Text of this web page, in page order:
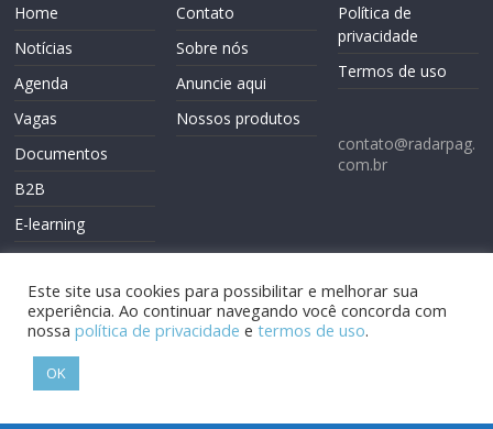
Home
Notícias
Agenda
Vagas
Documentos
B2B
E-learning
Contato
Sobre nós
Anuncie aqui
Nossos produtos
Política de
privacidade
Termos de uso
contato@radarpag.
com.br
Copyright © 2026
Este site usa cookies para possibilitar e melhorar sua
experiência. Ao continuar navegando você concorda com
nossa política de privacidade e termos de uso.
OK